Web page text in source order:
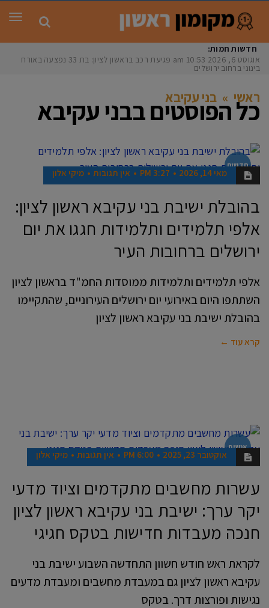
חדשות חמות:
אוגוסט 6, 2026
10:53 am פגיעת רכב בראשון לציון: בת 33 נפצעה באורח
בינוני ברחוב ירושלים
ראשי » בני עקיבא
כל הפוסטים בבני עקיבא
חדשות
מאי 14, 2026 3:27 PM אין תגובות מיקי אלון
בהובלת ישיבת בני עקיבא ראשון לציון:
אלפי תלמידים ותלמידות חגגו את יום
ירושלים ברחובות העיר
אלפי תלמידים ותלמידות ממוסדות החמ"ד בראשון לציון
השתתפו היום באירועי יום ירושלים העירוניים, שהתקיימו
בהובלת ישיבת בני עקיבא ראשון לציון
קרא עוד ←
אנשים
אוקטובר 23, 2025 6:00 PM אין תגובות מיקי אלון
עשרות מחשבים מתקדמים וציוד מדעי
יקר ערך: ישיבת בני עקיבא ראשון לציון
חנכה מעבדות חדישות בטקס חגיגי
לקראת ראש חודש חשוון התחדשה השבוע ישיבת בני
עקיבא ראשון לציון גם במעבדת מחשבים ומעבדת מדעים
נגישות ופורצות דרך. בטקס